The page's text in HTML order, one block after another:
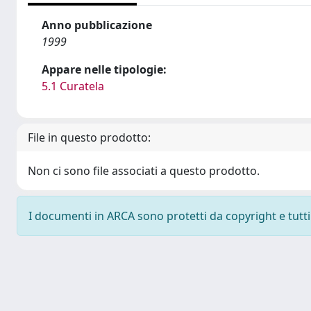
Anno pubblicazione
1999
Appare nelle tipologie:
5.1 Curatela
File in questo prodotto:
Non ci sono file associati a questo prodotto.
I documenti in ARCA sono protetti da copyright e